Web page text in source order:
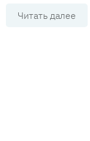
Читать далее